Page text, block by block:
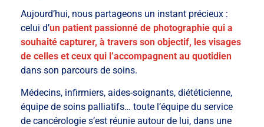
Aujourd’hui, nous partageons un instant précieux :
celui d’un patient passionné de photographie qui a
souhaité capturer, à travers son objectif, les visages
de celles et ceux qui l’accompagnent au quotidien
dans son parcours de soins.
Médecins, infirmiers, aides-soignants, diététicienne,
équipe de soins palliatifs… toute l’équipe du service
de cancérologie s’est réunie autour de lui, dans une